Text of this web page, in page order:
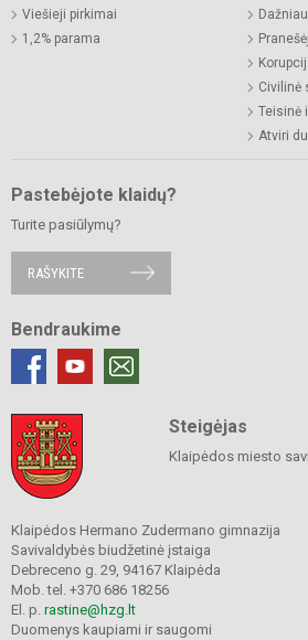
Viešieji pirkimai
1,2% parama
Civilinė
Teisinė
Atviri
Pastebėjote klaidų?
Turite pasiūlymų?
RAŠYKITE
Bendraukime
Steigėjas
Klaipėdos miesto
Klaipėdos Hermano Zudermano gimnazija
Savivaldybės biudžetinė įstaiga
Debreceno g. 29, 94167 Klaipėda
Mob. tel. +370 686 18256
El. p. rastine@hzg.lt
Duomenys kaupiami ir saugomi